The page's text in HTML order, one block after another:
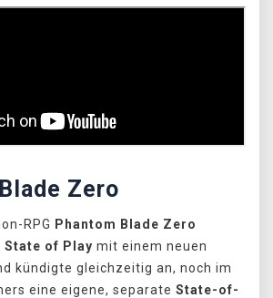
Zero
RPG Phantom Blade Zero
State of Play mit einem neuen
kündigte gleichzeitig an, noch im
eine eigene, separate State-of-